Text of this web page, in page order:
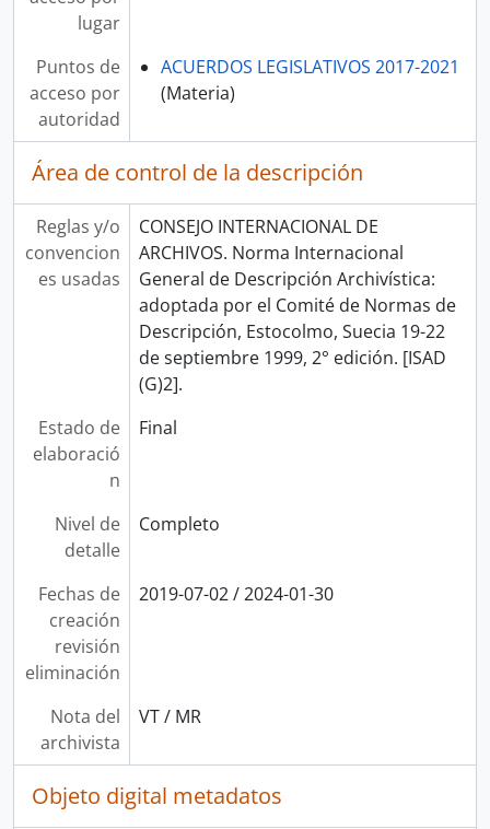
lugar
Puntos de
acceso por
autoridad
ACUERDOS LEGISLATIVOS 2017-2021
(Materia)
Área de control de la descripción
Reglas y/o
convencion
es usadas
CONSEJO INTERNACIONAL DE
ARCHIVOS. Norma Internacional
General de Descripción Archivística:
adoptada por el Comité de Normas de
Descripción, Estocolmo, Suecia 19-22
de septiembre 1999, 2° edición. [ISAD
(G)2].
Estado de
elaboració
n
Final
Nivel de
detalle
Completo
Fechas de
creación
revisión
eliminación
2019-07-02 / 2024-01-30
Nota del
archivista
VT / MR
Objeto digital metadatos